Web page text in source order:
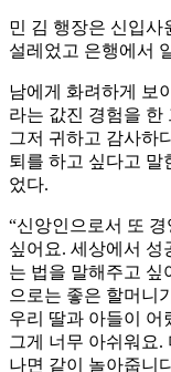
민 김 행장은 신입사
설레었고 은행에서
남에게 화려하게 보
라는 값진 경험을 한
그저 귀하고 감사하
퇴를 하고 싶다고 말
었다.
“신앙인으로서 또
싶어요. 세상에서 성
는 법을 말해주고 싶
으로는 좋은 할머니
우리 딸과 아들이 어
그게 너무 아쉬워요
나면 같이 놀아줍니